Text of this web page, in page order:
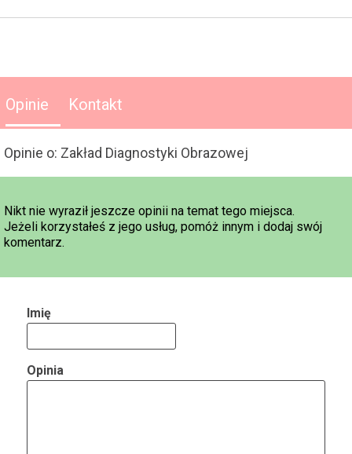
Opinie Kontakt
Opinie o: Zakład Diagnostyki Obrazowej
Nikt nie wyraził jeszcze opinii na temat tego miejsca.
Jeżeli korzystałeś z jego usług, pomóż innym i dodaj swój
komentarz.
Imię
Opinia